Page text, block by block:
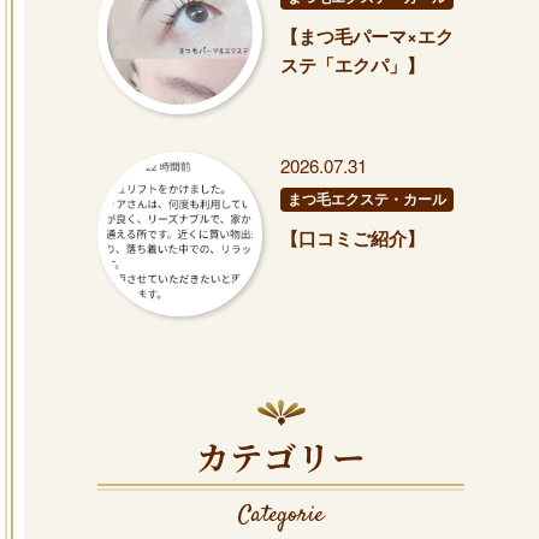
【まつ毛パーマ×エク
ステ「エクパ」】
2026.07.31
まつ毛エクステ・カール
【口コミご紹介】
カテゴリー
Categorie